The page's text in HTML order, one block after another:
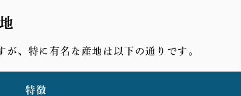
、特に有名な産地は以下の通りです。
特徴